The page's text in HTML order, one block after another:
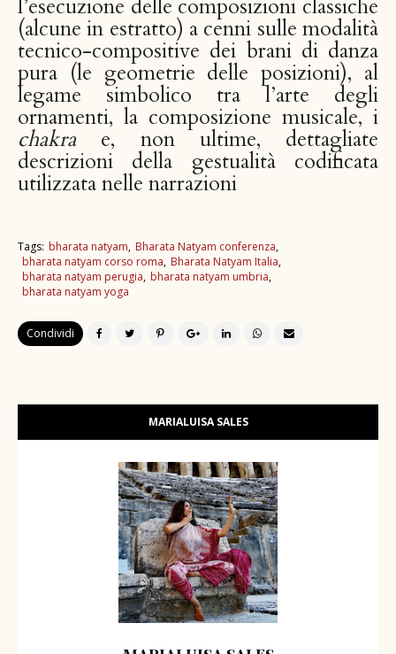
l’esecuzione delle composizioni classiche
(alcune in estratto) a cenni sulle modalità
tecnico-compositive dei brani di danza
pura (le geometrie delle posizioni), al
legame simbolico tra l’arte degli
ornamenti, la composizione musicale, i
chakrae, non ultime, dettagliate
descrizioni della gestualità codificata
utilizzata nelle narrazioni
Tags: bharata natyam Bharata Natyam conferenza
bharata natyam corso roma Bharata Natyam Italia
bharata natyam perugia bharata natyam umbria
bharata natyam yoga
Condividi
MARIALUISA SALES